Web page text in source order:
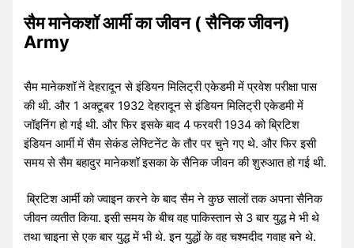
सैम मानेकशॉ आर्मी का जीवन ( सैनिक जीवन)
Army
सैम मानेकशॉनें देहरादून से इंडियन मिलिट्री एकेडमी में प्रवेश परीक्षा पास
की थी. और 1 अक्टूबर 1932 देहरादून से इंडियन मिलिट्री एकेडमी में
जॉइनिंग हो गई थी. और फिर इसके बाद 4 फरवरी 1934 को ब्रिटिश
इंडियन आर्मी में सैम सेकंड लेफ्टिनेंट के तौर पर चुने गए थे. और फिर इसी
समय से सैम बहादुर मानेकशॉ इसका के सैनिक जीवन की शुरुआत हो गई थी.
ब्रिटिश आर्मी को ज्वाइन करने के बाद सैम ने कुछ सालों तक अपना सैनिक
जीवन व्यतीत किया. इसी समय के बीच वह पाकिस्तान से 3 बार युद्ध मे भी थे
तथा चाइना से एक बार युद्ध में भी थे. इन युद्धों के वह चश्मदीद गवाह बने थे.